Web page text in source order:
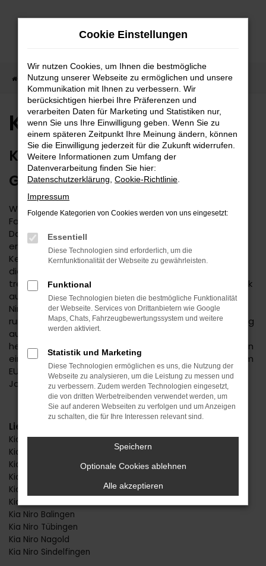
Zum
Startseite Kia Kia Niro kaufen
Kia Niro kaufen
KIA NIRO – 1A MOBILITÄT ZUM
GÜNSTIGEN PREIS
Wer sich Gedanken über den Kauf eines neuen
Fahrzeugs macht, stößt unweigerlich auf den Kia Niro.
Das Modell überzeugt seit Jahr und Tag durch seine
erstklassige Verarbeitung und sein stimmiges Design.
Kennzeichnend für den Kia Niro ist zudem, dass neben
die vielen Verstandsargumente auch die Emotionen
treten, die dieses Fahrzeug bereits auf den ersten Blick
auslöst. In Ihrem Autohaus Daub erhalten Sie den Kia
Niro zu einem exzellenten Preis. Gerne beraten wir Sie
rund um das Modell und bringen dabei unsere Erfahrung
aus fast 50 Jahren im Automobilbereich mit ein. Wir
helfen Ihnen gerne auch bei der Entscheidung zwischen
einem Kia Niro Neuwagen, einer Tageszulassung, einem
EU-Fahrzeug oder einer Variante als Gebraucht- bzw.
Jahreswagen.
Lieferservice
Kia Niro Stuttgart
Kia Niro Reutlingen
Kia Niro Horb
Kia Niro Freudenstadt
Kia Niro Herrenberg
Kia Niro Rottweil
Kia Niro Balingen
Kia Niro Tübingen
Kia Niro Nagold
Kia Niro Sindelfingen
Cookie Einstellungen
Wir nutzen Cookies, um Ihnen die bestmögliche
Nutzung unserer Webseite zu ermöglichen und unsere
Kommunikation mit Ihnen zu verbessern. Wir
berücksichtigen hierbei Ihre Präferenzen und
verarbeiten Daten für Marketing und Statistiken nur,
wenn Sie uns Ihre Einwilligung geben. Wenn Sie zu
einem späteren Zeitpunkt Ihre Meinung ändern, können
Sie die Einwilligung jederzeit für die Zukunft widerrufen.
Weitere Informationen zum Umfang der
Datenverarbeitung finden Sie hier:
Datenschutzerklärung Cookie-Richtlinie
Impressum
Folgende Kategorien von Cookies werden von uns eingesetzt:
Essentiell
Diese Technologien sind erforderlich, um die
Kernfunktionalität der Webseite zu gewährleisten.
Funktional
Diese Technologien bieten die bestmögliche Funktionalität
der Webseite. Services von Drittanbietern wie Google
Maps, Chats, Fahrzeugbewertungssystem und weitere
werden aktiviert.
Statistik und Marketing
Diese Technologien ermöglichen es uns, die Nutzung der
Webseite zu analysieren, um die Leistung zu messen und
zu verbessern. Zudem werden Technologien eingesetzt,
die von dritten Werbetreibenden verwendet werden, um
Sie auf anderen Webseiten zu verfolgen und um Anzeigen
zu schalten, die für Ihre Interessen relevant sind.
Speichern
Optionale Cookies ablehnen
Alle akzeptieren